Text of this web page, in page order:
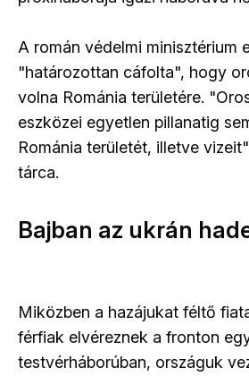
A román védelmi minisztérium
"határozottan cáfolta", hogy
volna Románia területére.
eszközei egyetlen pillanatig
Románia területét, illetve
tárca.
Bajban az ukrán
Miközben a hazájukat féltő
férfiak elvéreznek a fronton
testvérháborúban, országuk